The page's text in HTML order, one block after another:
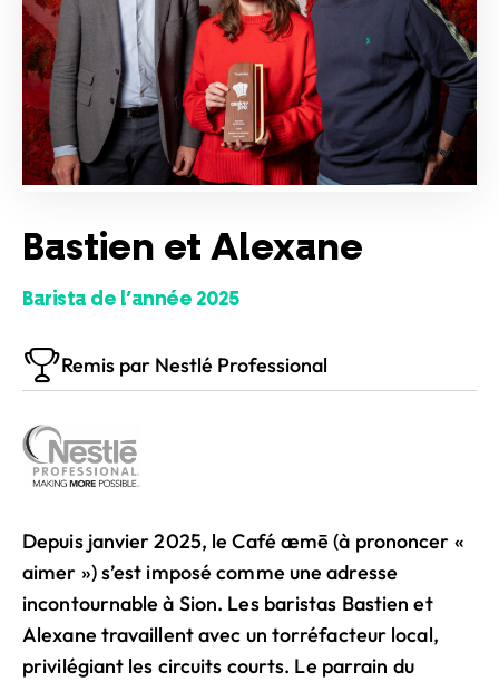
Bastien et Alexane
Barista de l’année 2025
Remis par Nestlé Professional
Depuis janvier 2025, le Café æmē (à prononcer «
aimer ») s’est imposé comme une adresse
incontournable à Sion. Les baristas Bastien et
Alexane travaillent avec un torréfacteur local,
privilégiant les circuits courts. Le parrain du